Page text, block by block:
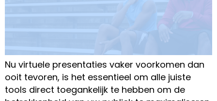
Nu virtuele presentaties vaker voorkomen dan
ooit tevoren, is het essentieel om alle juiste
tools direct toegankelijk te hebben om de